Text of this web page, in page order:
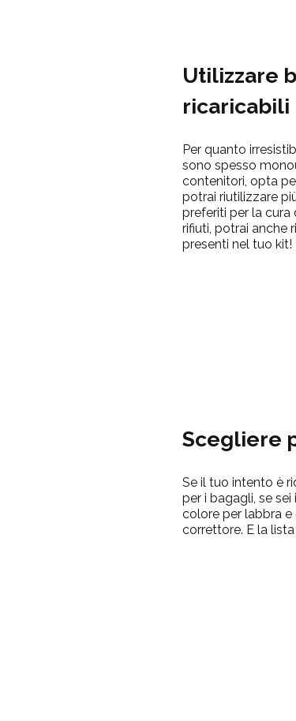
Utilizzare
ricaricabili
Per quanto
sono spesso
contenitori, opta
potrai riutilizzare
preferiti per la cura
rifiuti, potrai anche
presenti nel tuo kit!
Scegliere
Se il tuo intento è
per i bagagli, se
colore per labbra e
correttore. E la